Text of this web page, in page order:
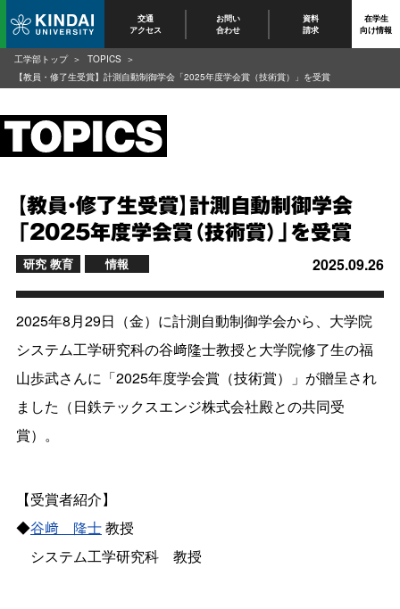
交通
アクセス
お問い
合わせ
資料
請求
在学生
向け情報
【教員・修了生受賞】計測自動制御学会
「2025年度学会賞（技術賞）」を受賞
2025.09.26
研究 教育 情報
2025年8月29日（金）に計測自動制御学会から、大学院
システム工学研究科の谷﨑隆士教授と大学院修了生の福
山歩武さんに「2025年度学会賞（技術賞）」が贈呈され
ました（日鉄テックスエンジ株式会社殿との共同受
賞）。
【受賞者紹介】
◆谷﨑 隆士教授
システム工学研究科 教授
工学部トップ
TOPICS
【教員・修了生受賞】計測自動制御学会「2025年度学会賞（技術賞）」を受賞